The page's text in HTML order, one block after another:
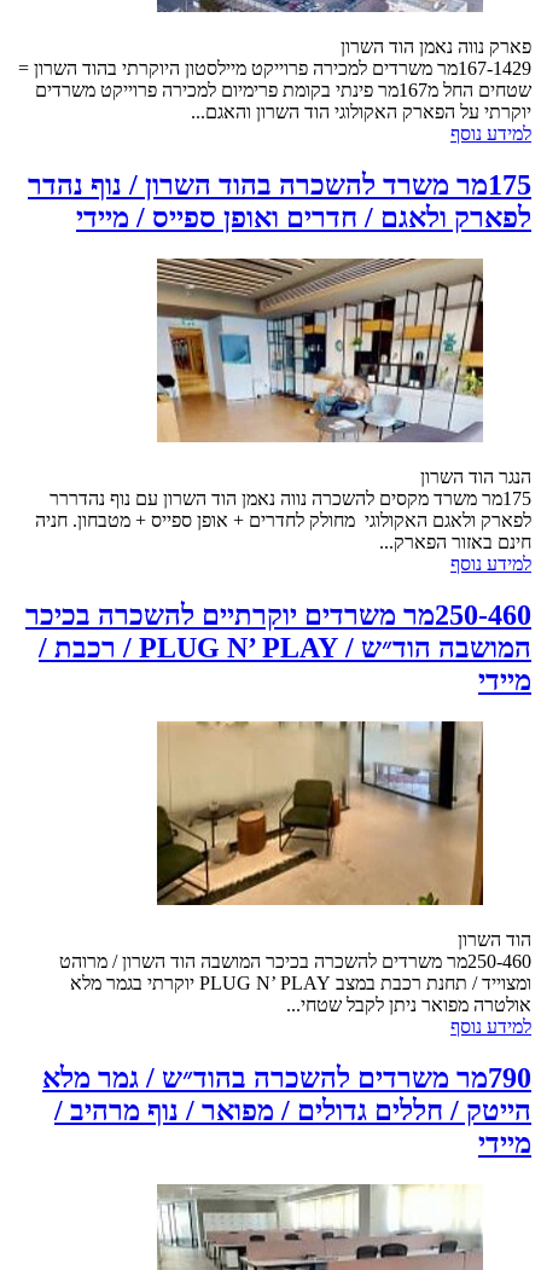
פארק נווה נאמן הוד השרון
167-1429מר משרדים למכירה פרוייקט מיילסטון היוקרתי בהוד השרון =
שטחים החל מ167מר פינתי בקומת פרימיום למכירה פרוייקט משרדים
יוקרתי על הפארק האקולוגי הוד השרון והאגם...
למידע נוסף
175מר משרד להשכרה בהוד השרון / נוף נהדר
לפארק ולאגם / חדרים ואופן ספייס / מיידי
הנגר הוד השרון
175מר משרד מקסים להשכרה נווה נאמן הוד השרון עם נוף נהדררר
לפארק ולאגם האקולוגי מחולק לחדרים + אופן ספייס + מטבחון. חניה
חינם באזור הפארק...
למידע נוסף
250-460מר משרדים יוקרתיים להשכרה בכיכר
המושבה הוד״ש / PLUG N’ PLAY / רכבת /
מיידי
הוד השרון
250-460מר משרדים להשכרה בכיכר המושבה הוד השרון / מרוהט
ומצוייד / תחנת רכבת במצב PLUG N’ PLAY יוקרתי בגמר מלא
אולטרה מפואר ניתן לקבל שטחי...
למידע נוסף
790מר משרדים להשכרה בהוד״ש / גמר מלא
הייטק / חללים גדולים / מפואר / נוף מרהיב /
מיידי